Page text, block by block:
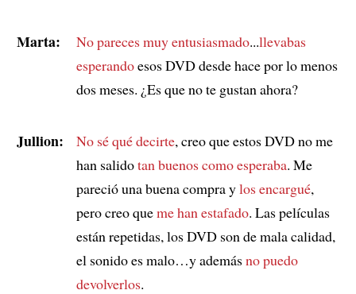
Marta: No parecesmuy entusiasmado...llevabas
esperandoesos DVD desde hace por lo menos
dos meses. ¿Es que no te gustan ahora?
Jullion: No sé qué decirte, creo que estos DVD no me
han salidotan buenos como esperaba. Me
pareció una buena compra ylos encargué,
pero creo queme han estafado. Las películas
están repetidas, los DVD son de mala calidad,
el sonido es malo…y ademásno puedo
devolverlos.